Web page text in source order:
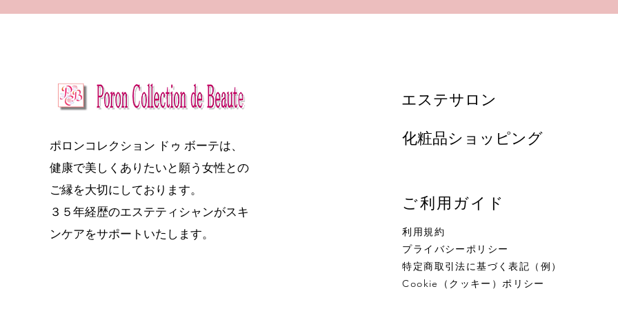
ポロンコレクション ドゥ ボーテは、
健康で美しくありたいと願う女性との
ご縁を大切にしております。
３５年経歴のエステティシャンがスキ
ンケアをサポートいたします。
​エステサロン
​化粧品ショッピング
ご利用ガイド
利用規約
プライバシーポリシー
特定商取引法に基づく表記（例）
Cookie（クッキー）ポリシー